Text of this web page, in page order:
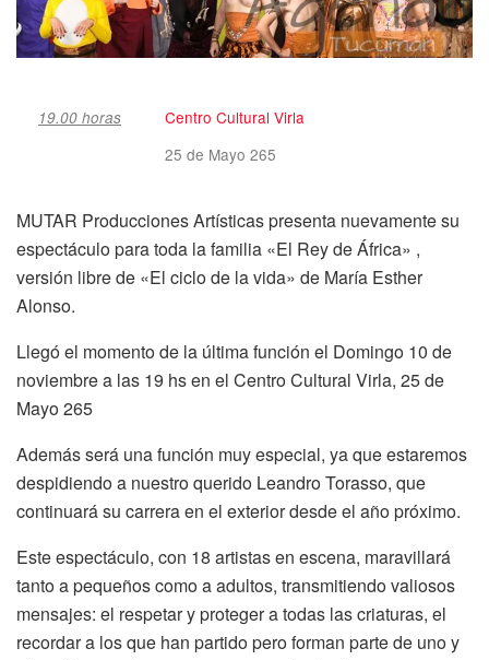
19.00 horas
Centro Cultural Virla
25 de Mayo 265
MUTAR Producciones Artísticas presenta nuevamente su
espectáculo para toda la familia «El Rey de África» ,
versión libre de «El ciclo de la vida» de María Esther
Alonso.
Llegó el momento de la última función el Domingo 10 de
noviembre a las 19 hs en el Centro Cultural Virla, 25 de
Mayo 265
Además será una función muy especial, ya que estaremos
despidiendo a nuestro querido Leandro Torasso, que
continuará su carrera en el exterior desde el año próximo.
Este espectáculo, con 18 artistas en escena, maravillará
tanto a pequeños como a adultos, transmitiendo valiosos
mensajes: el respetar y proteger a todas las criaturas, el
recordar a los que han partido pero forman parte de uno y